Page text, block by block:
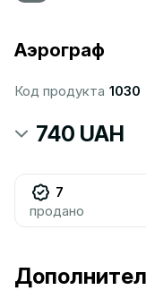
Аэрограф
Код продукта 1030
740 UAH
7
продано